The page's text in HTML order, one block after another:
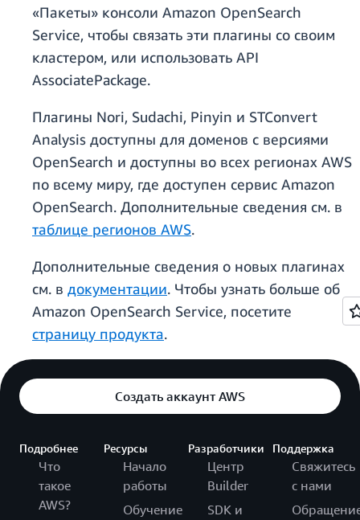
«Пакеты» консоли Amazon OpenSearch
Service, чтобы связать эти плагины со своим
кластером, или использовать API
AssociatePackage.
Плагины Nori, Sudachi, Pinyin и STConvert
Analysis доступны для доменов с версиями
OpenSearch и доступны во всех регионах AWS
по всему миру, где доступен сервис Amazon
OpenSearch. Дополнительные сведения см. в
таблице регионов AWS.
Дополнительные сведения о новых плагинах
см. в документации. Чтобы узнать больше об
Amazon OpenSearch Service, посетите
страницу продукта.
Создать аккаунт AWS
Подробнее
Что
такое
AWS?
Ресурсы
Начало
работы
Обучение
Разработчики
Центр
Builder
SDK и
Поддержка
Свяжитесь
с нами